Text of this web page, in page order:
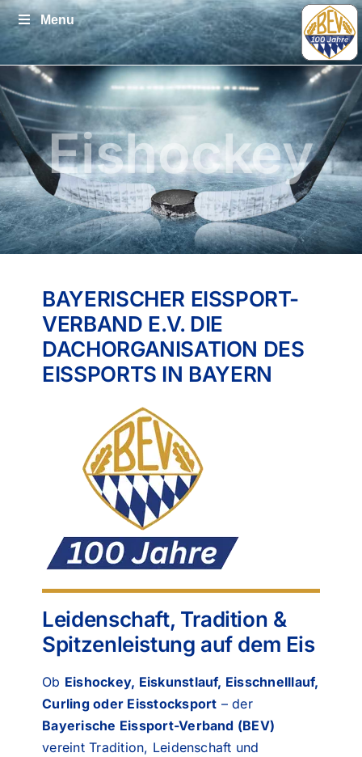
Zum
Inhalt
springen
Menu
Eishockey
BAYERISCHER EISSPORT-
VERBAND E.V. DIE
DACHORGANISATION DES
EISSPORTS IN BAYERN
Leidenschaft, Tradition &
Spitzenleistung auf dem Eis
Ob Eishockey, Eiskunstlauf, Eisschnelllauf,
Curling oder Eisstocksport – der
Bayerische Eissport-Verband (BEV)
vereint Tradition, Leidenschaft und